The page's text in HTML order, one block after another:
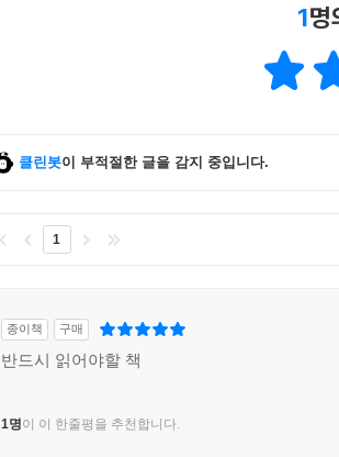
1명
클린봇이 부적절한 글을 감지 중입니다.
1
종이책 구매
반드시 읽어야할 책
1명이 이 한줄평을 추천합니다.